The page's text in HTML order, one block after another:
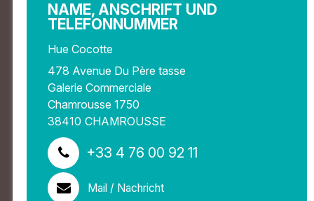
NAME, ANSCHRIFT UND
TELEFONNUMMER
Hue Cocotte
478 Avenue Du Père tasse
Galerie Commerciale
Chamrousse 1750
38410 CHAMROUSSE
+33 4 76 00 92 11
Mail / Nachricht